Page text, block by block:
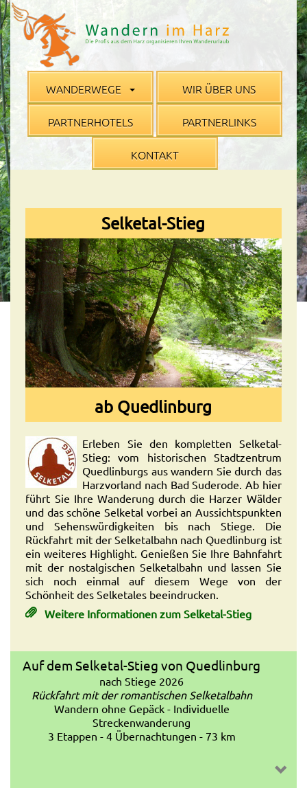
WANDERWEGE WIR ÜBER UNS
PARTNERHOTELS PARTNERLINKS
KONTAKT
Selketal-Stieg
ab Quedlinburg
Erleben Sie den kompletten Selketal-
Stieg: vom historischen Stadtzentrum
Quedlinburgs aus wandern Sie durch das
Harzvorland nach Bad Suderode. Ab hier
führt Sie Ihre Wanderung durch die Harzer Wälder
und das schöne Selketal vorbei an Aussichtspunkten
und Sehenswürdigkeiten bis nach Stiege. Die
Rückfahrt mit der Selketalbahn nach Quedlinburg ist
ein weiteres Highlight. Genießen Sie Ihre Bahnfahrt
mit der nostalgischen Selketalbahn und lassen Sie
sich noch einmal auf diesem Wege von der
Schönheit des Selketales beeindrucken.
Weitere Informationen zum Selketal-Stieg
Auf dem Selketal-Stieg von Quedlinburg
nach Stiege 2026
Rückfahrt mit der romantischen Selketalbahn
Wandern ohne Gepäck - Individuelle
Streckenwanderung
3 Etappen - 4 Übernachtungen - 73 km